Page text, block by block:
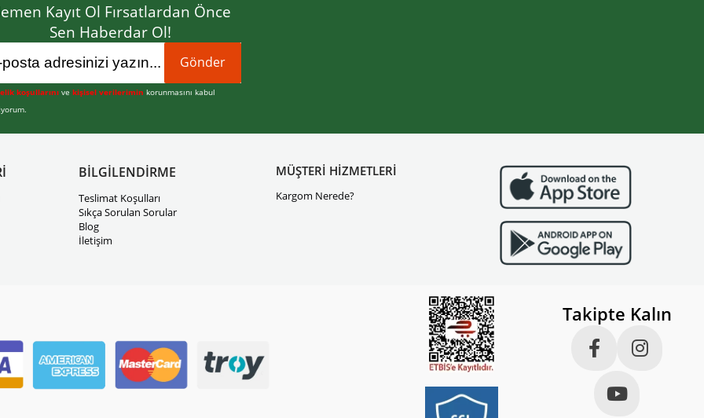
Kayıt Ol Fırsatlardan Önce
Sen Haberdar Ol!
Gönder
koşullarını vekişisel verilerimin korunmasını kabul
BİLGİLENDİRME
Teslimat Koşulları
Sıkça Sorulan Sorular
Blog
İletişim
MÜŞTERİ HİZMETLERİ
Kargom Nerede?
Takipte Kalın